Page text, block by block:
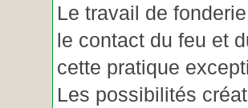
Le travail de
le contact du feu et
cette pratique
Les possibilités